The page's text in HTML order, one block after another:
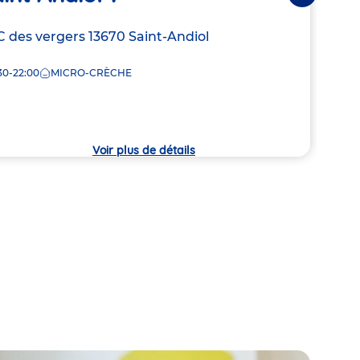
des vergers 13670 Saint-Andiol
22:00 MICRO-CRÈCHE
Voir plus de détails